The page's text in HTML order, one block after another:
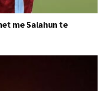
me Salahun te